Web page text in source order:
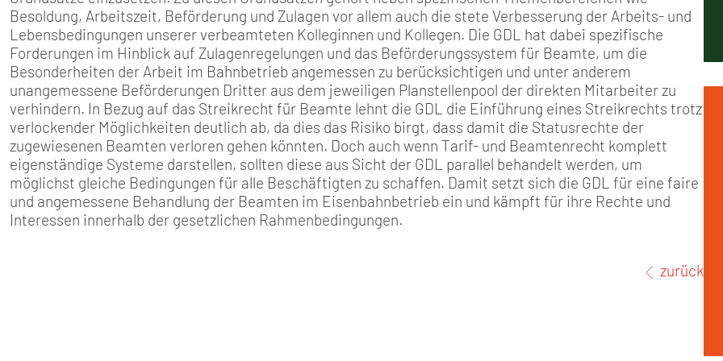
Positionen
Geschichte
Unsere Satzungen
Nord
Nord-Ost
Nordrhein-Westfalen
Süd-West
Events & Termine
GDL-Jugend Winter (Ski-
Satzung der GDL-Jugend
Arbeitskreis Seniorenpolitik
TARIF
Schichtarbeit
Job-Ticket (DB AG)
Grundsätzliche Fünf-Tage-
Erhöhung des Entgeltes -
SERVICE
Berufshaftpflicht
Berufsrechtsschutz
Familien- und
Freizeit- und
Ratgeber & Downloads
Versichertenberater
MITGLIEDSCHAFT
Mitgliedsbeiträge
PRESSE
Besoldung, Arbeitszeit, Beförderung und Zulagen vor allem auch die stete Verbesserung der Arbeits- und
Lebensbedingungen unserer verbeamteten Kolleginnen und Kollegen. Die GDL hat dabei spezifische
Forderungen im Hinblick auf Zulagenregelungen und das Beförderungssystem für Beamte, um die
Besonderheiten der Arbeit im Bahnbetrieb angemessen zu berücksichtigen und unter anderem
unangemessene Beförderungen Dritter aus dem jeweiligen Planstellenpool der direkten Mitarbeiter zu
verhindern. In Bezug auf das Streikrecht für Beamte lehnt die GDL die Einführung eines Streikrechts trotz
verlockender Möglichkeiten deutlich ab, da dies das Risiko birgt, dass damit die Statusrechte der
zugewiesenen Beamten verloren gehen könnten. Doch auch wenn Tarif- und Beamtenrecht komplett
eigenständige Systeme darstellen, sollten diese aus Sicht der GDL parallel behandelt werden, um
möglichst gleiche Bedingungen für alle Beschäftigten zu schaffen. Damit setzt sich die GDL für eine faire
und angemessene Behandlung der Beamten im Eisenbahnbetrieb ein und kämpft für ihre Rechte und
Interessen innerhalb der gesetzlichen Rahmenbedingungen.
zurück